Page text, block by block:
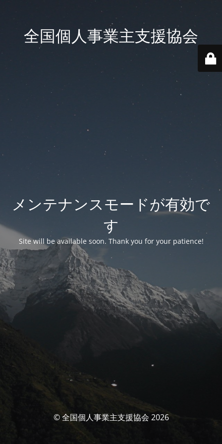
全国個人事業主支援協会
メンテナンスモードが有効で
す
Site will be available soon. Thank you for your patience!
© 全国個人事業主支援協会 2026